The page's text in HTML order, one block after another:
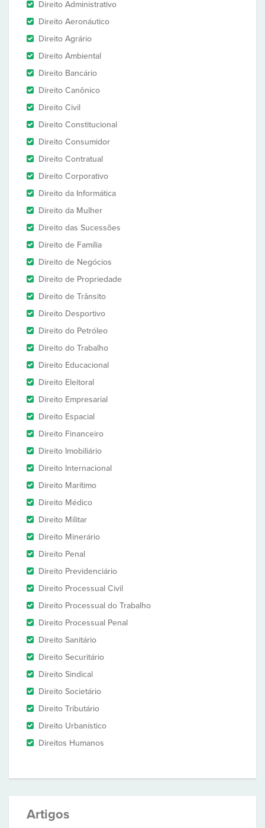
Direito Administrativo
Direito Aeronáutico
Direito Agrário
Direito Ambiental
Direito Bancário
Direito Canônico
Direito Civil
Direito Constitucional
Direito Consumidor
Direito Contratual
Direito Corporativo
Direito da Informática
Direito da Mulher
Direito das Sucessões
Direito de Família
Direito de Negócios
Direito de Propriedade
Direito de Trânsito
Direito Desportivo
Direito do Petróleo
Direito do Trabalho
Direito Educacional
Direito Eleitoral
Direito Empresarial
Direito Espacial
Direito Financeiro
Direito Imobiliário
Direito Internacional
Direito Marítimo
Direito Médico
Direito Militar
Direito Minerário
Direito Penal
Direito Previdenciário
Direito Processual Civil
Direito Processual do Trabalho
Direito Processual Penal
Direito Sanitário
Direito Securitário
Direito Sindical
Direito Societário
Direito Tributário
Direito Urbanístico
Direitos Humanos
Artigos